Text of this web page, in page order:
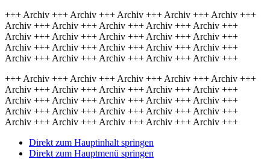
+++ Archiv +++ Archiv +++ Archiv +++ Archiv +++ Archiv +++
Archiv +++ Archiv +++ Archiv +++ Archiv +++ Archiv +++
Archiv +++ Archiv +++ Archiv +++ Archiv +++ Archiv +++
Archiv +++ Archiv +++ Archiv +++ Archiv +++ Archiv +++
Archiv +++ Archiv +++ Archiv +++ Archiv +++ Archiv +++
+++ Archiv +++ Archiv +++ Archiv +++ Archiv +++ Archiv +++
Archiv +++ Archiv +++ Archiv +++ Archiv +++ Archiv +++
Archiv +++ Archiv +++ Archiv +++ Archiv +++ Archiv +++
Archiv +++ Archiv +++ Archiv +++ Archiv +++ Archiv +++
Archiv +++ Archiv +++ Archiv +++ Archiv +++ Archiv +++
Direkt zum Hauptinhalt springen
Direkt zum Hauptmenü springen